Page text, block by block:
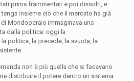
prima frammentati e poi dissolti, e
insieme ciò che il mercato ha già
Mondoperaio immaginava una
dalla politica: oggi la
politica, la precede, la svuota, la
non è più quella che si facevano
distribuire il potere dentro un sistema